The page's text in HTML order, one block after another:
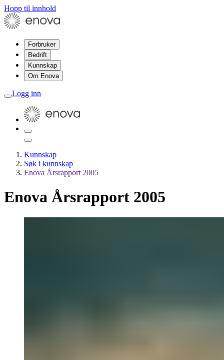
Hopp til innhold
Forbruker
Bedrift
Kunnskap
Om Enova
Logg inn
Kunnskap
Søk i kunnskap
Enova Årsrapport 2005
Enova Årsrapport 2005